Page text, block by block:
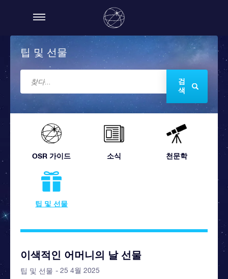
팁 및 선물
검
색
OSR 가이드 소식 천문학
팁 및 선물
이색적인 어머니의 날 선물
팁 및 선물 - 25 4월 2025